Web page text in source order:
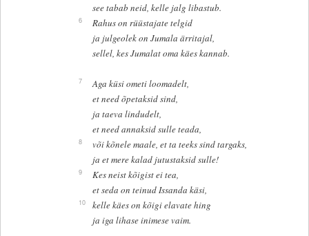
see tabab neid, kelle jalg libastub.
6
Rahus on rüüstajate telgid
ja julgeolek on Jumala ärritajal,
sellel, kes Jumalat oma käes kannab.
7
Aga küsi ometi loomadelt,
et need õpetaksid sind,
ja taeva lindudelt,
et need annaksid sulle teada,
8
või kõnele maale, et ta teeks sind targaks,
ja et mere kalad jutustaksid sulle!
9
Kes neist kõigist ei tea,
et seda on teinud Issanda käsi,
10
kelle käes on kõigi elavate hing
ja iga lihase inimese vaim.